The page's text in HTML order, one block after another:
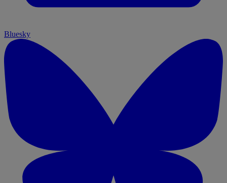
Bluesky